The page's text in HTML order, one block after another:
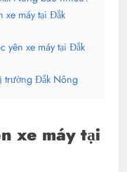
xe máy tại Đắk
yên xe máy tại Đắk
trường Đắk Nông
xe máy tại